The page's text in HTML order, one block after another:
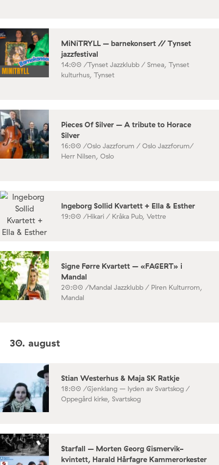
MiNiTRYLL – barnekonsert // Tynset
jazzfestival
14:00 /Tynset Jazzklubb / Smea, Tynset
kulturhus, Tynset
Pieces Of Silver – A tribute to Horace
Silver
16:00 /Oslo Jazzforum / Oslo Jazzforum/
Herr Nilsen, Oslo
Ingeborg Sollid Kvartett + Ella & Esther
19:00 /Hikari / Kråka Pub, Vettre
Signe Førre Kvartett – «FAGERT» i
Mandal
20:00 /Mandal Jazzklubb / Piren Kulturrom,
Mandal
30. august
Stian Westerhus & Maja SK Ratkje
18:00 /Gjenklang – lyden av Svartskog /
Oppegård kirke, Svartskog
Starfall – Morten Georg Gismervik-
kvintett, Harald Hårfagre Kammerorkester